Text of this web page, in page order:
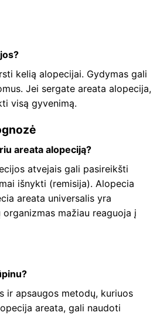
kelią alopecijai. Gydymas gali
Jei sergate areata alopecija,
visą gyvenimą.
areata alopeciją?
atvejais gali pasireikšti
išnykti (remisija). Alopecia
areata universalis yra
organizmas mažiau reaguoja į
ir apsaugos metodų, kuriuos
areata, gali naudoti